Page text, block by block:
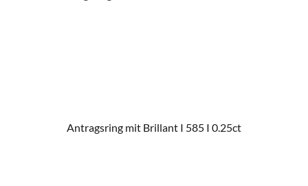
Antragsring mit Brillant I 585 I 0.25ct